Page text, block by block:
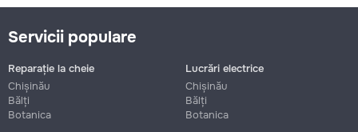
Servicii populare
Reparație la cheie
Chișinău
Bălți
Botanica
Lucrări electrice
Chișinău
Bălți
Botanica